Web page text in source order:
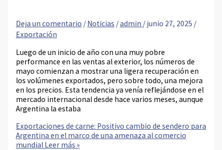
Deja un comentario / Noticias /admin / junio 27, 2025 /
Exportación
Luego de un inicio de año con una muy pobre
performance en las ventas al exterior, los números de
mayo comienzan a mostrar una ligera recuperación en
los volúmenes exportados, pero sobre todo, una mejora
en los precios. Esta tendencia ya venía reflejándose en el
mercado internacional desde hace varios meses, aunque
Argentina la estaba
Exportaciones de carne: Positivo cambio de sendero para
Argentina en el marco de una amenaza al comercio
mundialLeer más »